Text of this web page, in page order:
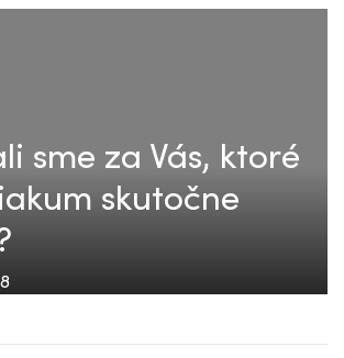
sme za Vás, ktoré
skutočne